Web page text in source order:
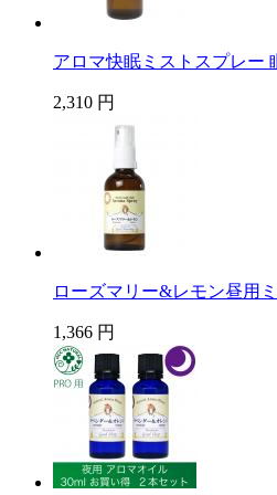
アロマ快眠ミストスプレー
2,310 円
ローズマリー&レモン昼用
1,366 円